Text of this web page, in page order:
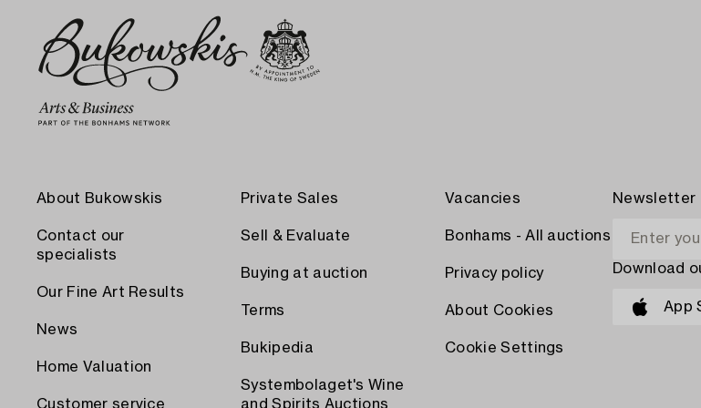
About Bukowskis
Contact our
specialists
Our Fine Art Results
News
Home Valuation
Customer service
Private Sales
Sell & Evaluate
Buying at auction
Terms
Bukipedia
Systembolaget's Wine
and Spirits Auctions
Vacancies
Bonhams - All auctions
Privacy policy
About Cookies
Cookie Settings
Newsletter
Download
App